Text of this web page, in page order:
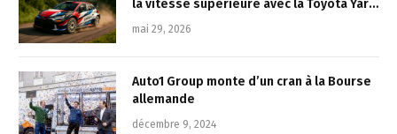
la vitesse supérieure avec la Toyota Yaris
Rally2 au Rallye Vosges Grand Est
mai 29, 2026
Auto1 Group monte d’un cran à la Bourse
allemande
décembre 9, 2024